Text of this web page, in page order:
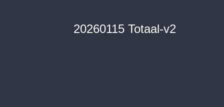
20260115 Totaal-v2